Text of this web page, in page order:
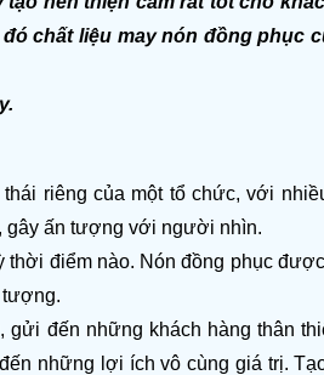
chất liệu may nón đồng phục
riêng của một tổ chức, với
gây ấn tượng với người nhìn.
thời điểm nào. Nón đồng phục
tượng.
đến những khách hàng thân
những lợi ích vô cùng giá trị.